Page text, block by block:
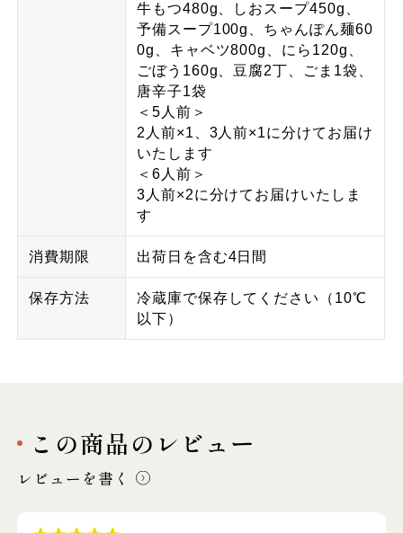
牛もつ480g、しおスープ450g、
予備スープ100g、ちゃんぽん麺60
0g、キャベツ800g、にら120g、
ごぼう160g、豆腐2丁、ごま1袋、
唐辛子1袋
＜5人前＞
2人前×1、3人前×1に分けてお届け
いたします
＜6人前＞
3人前×2に分けてお届けいたしま
す
消費期限 出荷日を含む4日間
保存方法
冷蔵庫で保存してください（10℃
以下）
この商品のレビュー
レビューを書く